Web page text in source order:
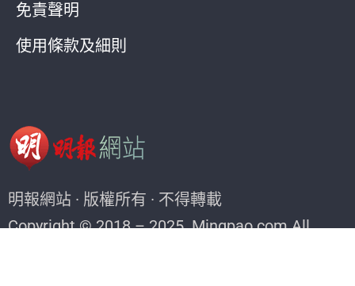
免責聲明
使用條款及細則
明報網站 · 版權所有 · 不得轉載
Copyright © 2018 – 2025. Mingpao.com All